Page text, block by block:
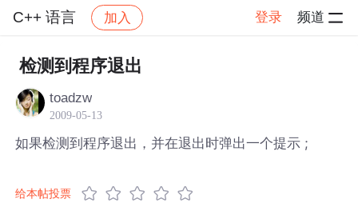
C++ 语言 加入 登录 频道
社区 C++ 语言
检测到程序退出
toadzw
2009-05-13
如果检测到程序退出，并在退出时弹出一个提示 ;
给本帖投票